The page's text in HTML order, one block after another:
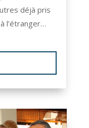
déjà pris
à l’étranger…